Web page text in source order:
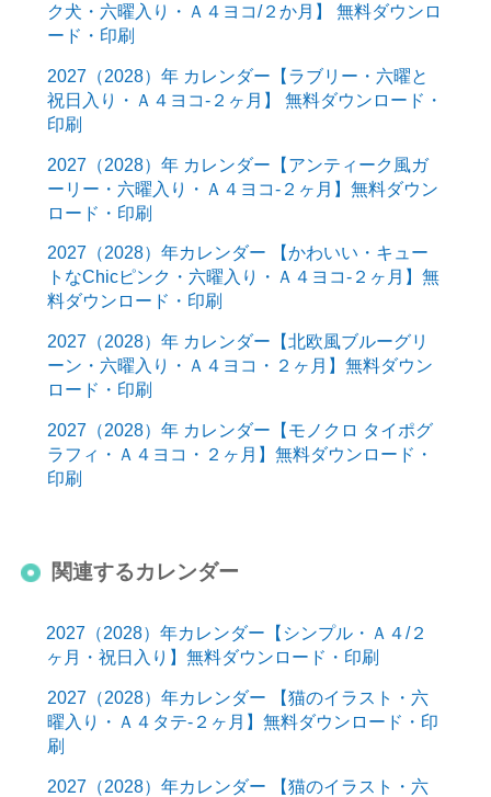
ク犬・六曜入り・Ａ４ヨコ/２か月】 無料ダウンロ
ード・印刷
2027（2028）年 カレンダー【ラブリー・六曜と
祝日入り・Ａ４ヨコ-２ヶ月】 無料ダウンロード・
印刷
2027（2028）年 カレンダー【アンティーク風ガ
ーリー・六曜入り・Ａ４ヨコ-２ヶ月】無料ダウン
ロード・印刷
2027（2028）年カレンダー 【かわいい・キュー
トなChicピンク・六曜入り・Ａ４ヨコ-２ヶ月】無
料ダウンロード・印刷
2027（2028）年 カレンダー【北欧風ブルーグリ
ーン・六曜入り・Ａ４ヨコ・２ヶ月】無料ダウン
ロード・印刷
2027（2028）年 カレンダー【モノクロ タイポグ
ラフィ・Ａ４ヨコ・２ヶ月】無料ダウンロード・
印刷
関連するカレンダー
2027（2028）年カレンダー【シンプル・Ａ４/２
ヶ月・祝日入り】無料ダウンロード・印刷
2027（2028）年カレンダー 【猫のイラスト・六
曜入り・Ａ４タテ-２ヶ月】無料ダウンロード・印
刷
2027（2028）年カレンダー 【猫のイラスト・六